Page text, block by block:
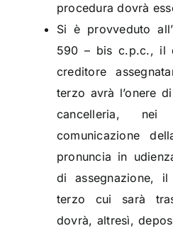
procedura dovrà
Si è provveduto
590 – bis c.p.c., il
creditore
terzo avrà l’onere
cancelleria,
comunicazione
pronuncia in
di assegnazione,
terzo cui sarà
dovrà, altresì,